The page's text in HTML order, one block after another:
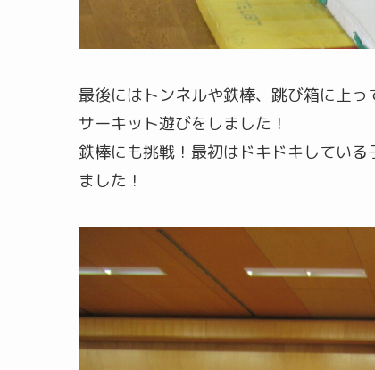
最後にはトンネルや鉄棒、跳び箱に上
サーキット遊びをしました！
鉄棒にも挑戦！最初はドキドキしてい
ました！